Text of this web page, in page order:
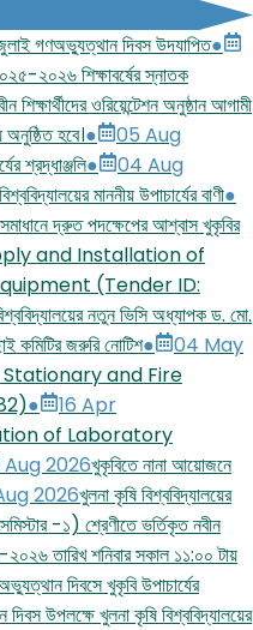
গণঅভ্যুত্থান দিবস উদযাপিত●
২০২৬ শিক্ষাবর্ষের স্নাতক
ওরিয়েন্টেশন অনুষ্ঠান আগামী
হবে।●
05 Aug
শ্রদ্ধাঞ্জলি●
04 Aug
মাননীয় উপাচার্যের বাণী●
সমাধানে দ্রুত পদক্ষেপের আশ্বাস খুকৃবির
and Installation of
(Tender ID:
নতুন ভিসি অধ্যাপক ড. মো.
কমিটির জরুরি নোটিশ●
04 May
and Fire
●
16 Apr
of Laboratory
2026খুকৃবিতে নানা আয়োজনে
2026খুলনা কৃষি বিশ্ববিদ্যালয়ের
-১) শ্রেণীতে ভর্তিকৃত নবীন
২০২৬ তারিখ শনিবার সকাল ১১:০০ টায়
দিবসে খুকৃবি উপাচার্যের
উপলক্ষে খুলনা কৃষি বিশ্ববিদ্যালয়ের